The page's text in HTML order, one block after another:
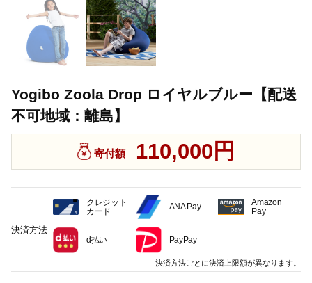
Yogibo Zoola Drop ロイヤルブルー【配送
不可地域：離島】
寄付額 110,000円
決済方法
クレジット
カード
ANA Pay
Amazon
Pay
d払い PayPay
決済方法ごとに決済上限額が異なります。